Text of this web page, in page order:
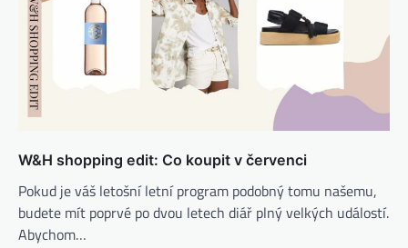
W&H shopping edit: Co koupit v červenci
Pokud je váš letošní letní program podobný tomu našemu,
budete mít poprvé po dvou letech diář plný velkých událostí.
Abychom…